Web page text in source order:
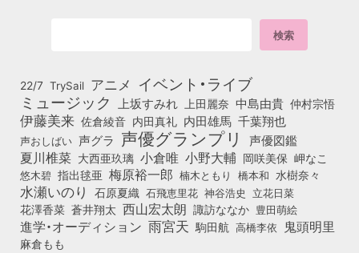
22/7 TrySail アニメ イベント・ライブ
ミュージック 上坂すみれ 上田麗奈 中島由貴 仲村宗悟
伊藤美来 佐倉綾音 内田真礼 内田雄馬 千葉翔也
声おしばい 声グラ 声優グランプリ 声優図鑑
夏川椎菜 大西亜玖璃 小倉唯 小野大輔 岡咲美保 岬なこ
悠木碧 指出毬亜 梅原裕一郎 楠木ともり 橋本和 水樹奈々
水瀬いのり 石原夏織 石飛恵里花 神谷浩史 立花日菜
花澤香菜 蒼井翔太 西山宏太朗 諏訪ななか 豊田萌絵
進学・オーディション 雨宮天 駒田航 高橋李依 鬼頭明里
麻倉もも